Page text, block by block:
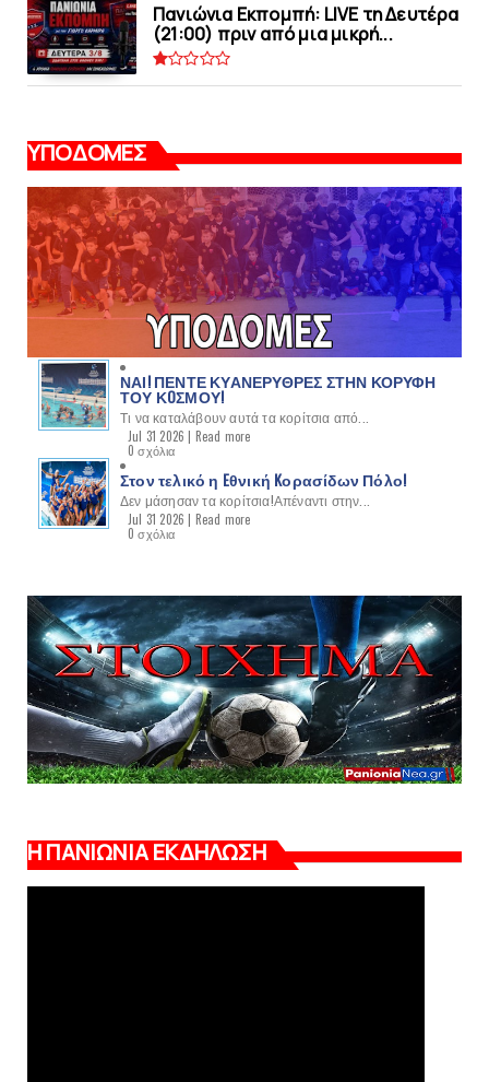
Πανιώνια Εκπομπή: LIVE τη Δευτέρα
(21:00) πριν από μια μικρή...
ΥΠΟΔΟΜΕΣ
ΝΑΙ! ΠΕΝΤΕ ΚΥΑΝΕΡΥΘΡΕΣ ΣΤΗΝ ΚΟΡΥΦΗ
ΤΟΥ ΚOΣΜΟΥ!
Τι να καταλάβουν αυτά τα κορίτσια από...
Jul 31 2026 | Read more
0 σχόλια
Στον τελικό η Eθνική Kορασίδων Πόλο!
Δεν μάσησαν τα κορίτσια!Απέναντι στην...
Jul 31 2026 | Read more
0 σχόλια
Η ΠΑΝΙΩΝΙΑ ΕΚΔΗΛΩΣΗ